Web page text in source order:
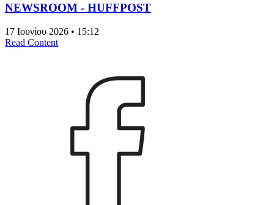
NEWSROOM - HUFFPOST
17 Ιουνίου 2026 • 15:12
Read Content